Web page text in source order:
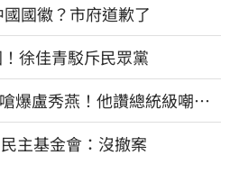
國徽？市府道歉了
徐佳青駁斥民眾黨
爆盧秀燕！他讚總統級嘲
主基金會：沒撤案